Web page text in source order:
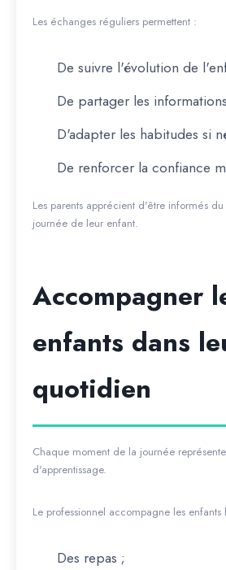
Les échanges réguliers permettent :
De suivre l'évolution de
De partager les
D'adapter les habitudes si
De renforcer la confiance
Les parents apprécient d'être informés
journée de leur enfant.
Accompagner
enfants dans
quotidien
Chaque moment de la journée
d'apprentissage.
Le professionnel accompagne les enfants
Des repas ;